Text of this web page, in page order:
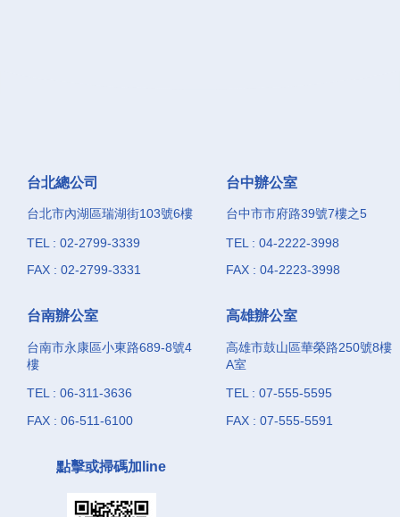
台北總公司
台北市內湖區瑞湖街103號6樓
TEL : 02-2799-3339
FAX : 02-2799-3331
台中辦公室
台中市市府路39號7樓之5
TEL : 04-2222-3998
FAX : 04-2223-3998
台南辦公室
台南市永康區小東路689-8號4
樓
TEL : 06-311-3636
FAX : 06-511-6100
高雄辦公室
高雄市鼓山區華榮路250號8樓
A室
TEL : 07-555-5595
FAX : 07-555-5591
點擊或掃碼加line